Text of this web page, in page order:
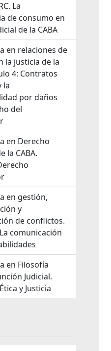
La
de consumo en
de la CABA
en relaciones de
la justicia de la
4: Contratos
la
por daños
del
en Derecho
la CABA.
en gestión,
y
de conflictos.
comunicación
en Filosofía
Judicial.
y Justicia